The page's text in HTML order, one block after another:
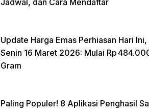
Jadwal, dan Cara Mendaftar
Update Harga Emas Perhiasan Hari Ini,
Senin 16 Maret 2026: Mulai Rp
Gram
Paling Populer! 8 Aplikasi Penghasil